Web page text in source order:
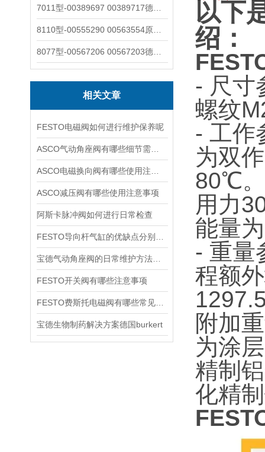
相关文章
FESTO电磁阀如何进行维护保养呢
ASCO减压阀有哪些使用注意事项
阿斯卡脉冲阀如何进行日常检查
FESTO开关阀有哪些注意事项
宝德生物制药解决方案德国burkert
以下
绍：
- 尺寸
螺纹
- 工作
为双
80℃。
用力
能量
- 重量
程额
附加
为涂
精制
化精